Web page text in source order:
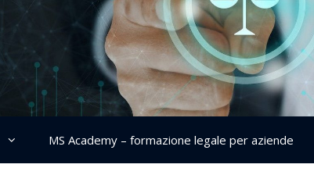
MS Academy – formazione legale per aziende